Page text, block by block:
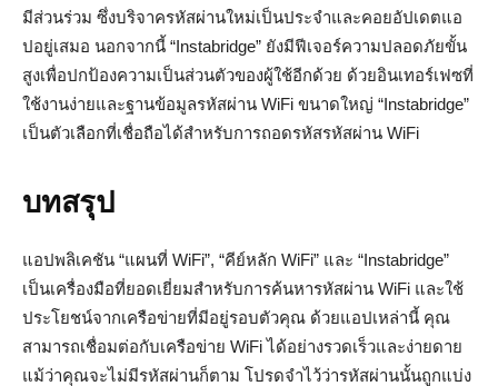
มีส่วนร่วม ซึ่งบริจาครหัสผ่านใหม่เป็นประจำและคอยอัปเดตแอ
ปอยู่เสมอ นอกจากนี้ “Instabridge” ยังมีฟีเจอร์ความปลอดภัยขั้น
สูงเพื่อปกป้องความเป็นส่วนตัวของผู้ใช้อีกด้วย ด้วยอินเทอร์เฟซที่
ใช้งานง่ายและฐานข้อมูลรหัสผ่าน WiFi ขนาดใหญ่ “Instabridge”
เป็นตัวเลือกที่เชื่อถือได้สำหรับการถอดรหัสรหัสผ่าน WiFi
บทสรุป
แอปพลิเคชัน “แผนที่ WiFi”, “คีย์หลัก WiFi” และ “Instabridge”
เป็นเครื่องมือที่ยอดเยี่ยมสำหรับการค้นหารหัสผ่าน WiFi และใช้
ประโยชน์จากเครือข่ายที่มีอยู่รอบตัวคุณ ด้วยแอปเหล่านี้ คุณ
สามารถเชื่อมต่อกับเครือข่าย WiFi ได้อย่างรวดเร็วและง่ายดาย
แม้ว่าคุณจะไม่มีรหัสผ่านก็ตาม โปรดจำไว้ว่ารหัสผ่านนั้นถูกแบ่ง